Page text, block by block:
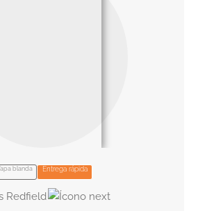
blanda Entrega rápida
Redfield